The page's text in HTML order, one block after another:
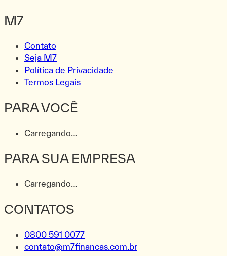
M7
Contato
Seja M7
Política de Privacidade
Termos Legais
PARA VOCÊ
Carregando…
PARA SUA EMPRESA
Carregando…
CONTATOS
0800 591 0077
contato@m7financas.com.br